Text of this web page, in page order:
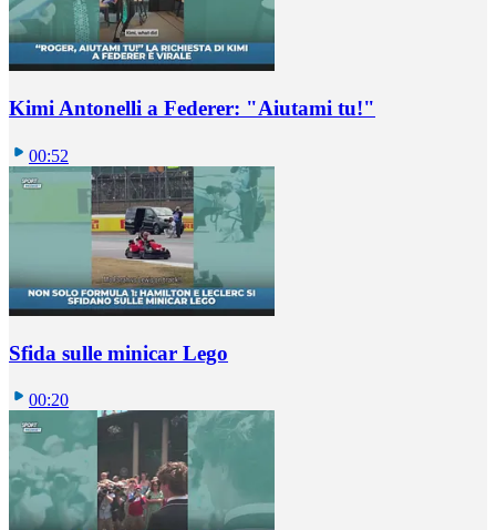
Kimi Antonelli a Federer: "Aiutami tu!"
00:52
Sfida sulle minicar Lego
00:20